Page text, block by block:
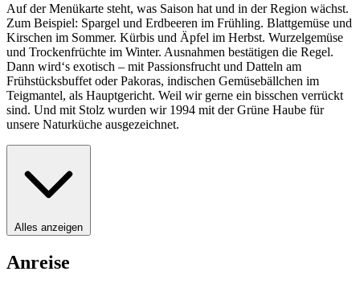
Auf der Menükarte steht, was Saison hat und in der Region wächst.
Zum Beispiel: Spargel und Erdbeeren im Frühling. Blattgemüse und
Kirschen im Sommer. Kürbis und Äpfel im Herbst. Wurzelgemüse
und Trockenfrüchte im Winter. Ausnahmen bestätigen die Regel.
Dann wird‘s exotisch – mit Passionsfrucht und Datteln am
Frühstücksbuffet oder Pakoras, indischen Gemüsebällchen im
Teigmantel, als Hauptgericht. Weil wir gerne ein bisschen verrückt
sind. Und mit Stolz wurden wir 1994 mit der Grüne Haube für
unsere Naturküche ausgezeichnet.
Alles anzeigen
Anreise